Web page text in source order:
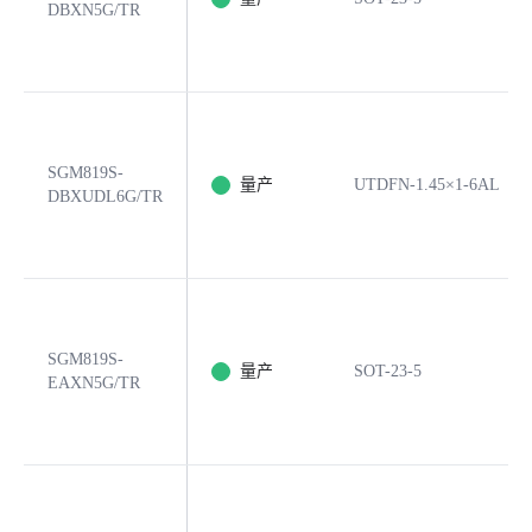
DBXN5G/TR
SGM819S-
DBXUDL6G/TR
量产 UTDFN-1.45×1-6AL
SGM819S-
EAXN5G/TR
量产 SOT-23-5